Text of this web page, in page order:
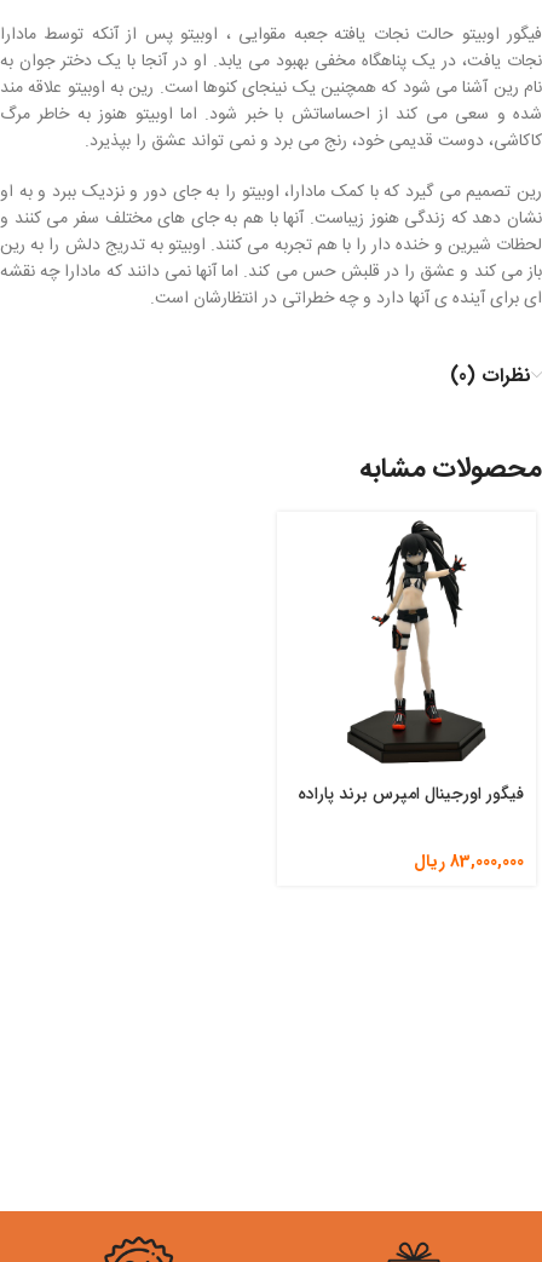
فیگور اوبیتو حالت نجات یافته جعبه مقوایی ، اوبیتو پس از آنکه توسط مادارا
نجات یافت، در یک پناهگاه مخفی بهبود می یابد. او در آنجا با یک دختر جوان به
نام رین آشنا می شود که همچنین یک نینجای کنوها است. رین به اوبیتو علاقه مند
شده و سعی می کند از احساساتش با خبر شود. اما اوبیتو هنوز به خاطر مرگ
کاکاشی، دوست قدیمی خود، رنج می برد و نمی تواند عشق را بپذیرد.
رین تصمیم می گیرد که با کمک مادارا، اوبیتو را به جای دور و نزدیک ببرد و به او
نشان دهد که زندگی هنوز زیباست. آنها با هم به جای های مختلف سفر می کنند و
لحظات شیرین و خنده دار را با هم تجربه می کنند. اوبیتو به تدریج دلش را به رین
باز می کند و عشق را در قلبش حس می کند. اما آنها نمی دانند که مادارا چه نقشه
ای برای آینده ی آنها دارد و چه خطراتی در انتظارشان است.
نظرات (0)
محصولات مشابه
فیگور اورجینال امپرس برند پاراده
83,000,000ریال